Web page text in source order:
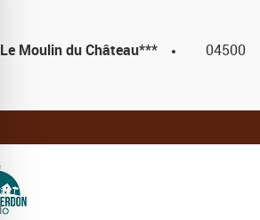
Le Moulin du Château*** 04500